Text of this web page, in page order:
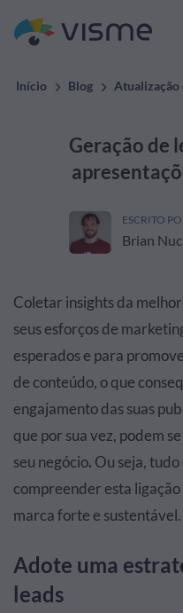
Início Blog Atualização
Geração de
ESCRITO
Brian
Coletar insights da
seus esforços de
esperados e para
de conteúdo, o que
engajamento das suas
que por sua vez, podem
seu negócio. Ou seja,
compreender esta
marca forte e sustentável.
Adote uma
leads